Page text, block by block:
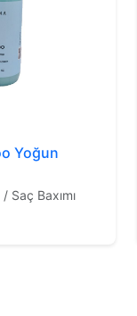
Yoğun
Saç Baxımı